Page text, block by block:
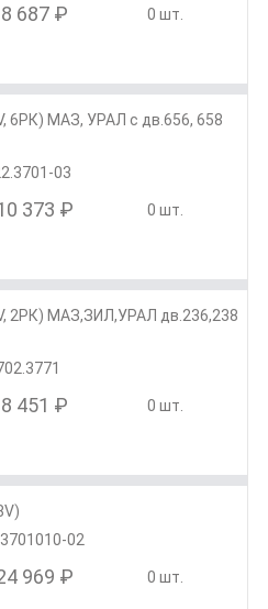
8 687 ₽ 0 шт.
6РК) МАЗ, УРАЛ с дв.656, 658
03
373 ₽ 0 шт.
2РК) МАЗ,ЗИЛ,УРАЛ дв.236,238
8 451 ₽ 0 шт.
02
969 ₽ 0 шт.